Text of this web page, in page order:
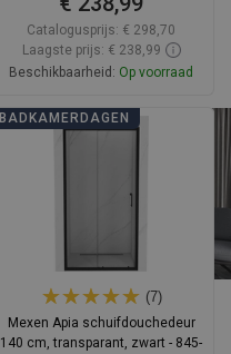
Catalogusprijs: € 298,70
Laagste prijs: € 238,99
Beschikbaarheid: Op voorraad
In winkelwagen
BADKAMERDAGEN
(7)
Mexen Apia schuifdouchedeur
140 cm, transparant, zwart - 845-